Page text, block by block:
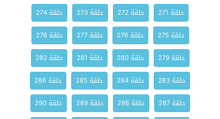
حلقة 271
حلقة 272 حلقة 273
حلقة 274
حلقة 275
حلقة 276 حلقة 277
حلقة 278
حلقة 279
حلقة 280 حلقة 281
حلقة 282
حلقة 283
حلقة 284 حلقة 285
حلقة 286
حلقة 287
حلقة 288 حلقة 289
حلقة 290